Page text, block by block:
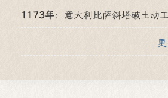
1173年： 意大利比萨斜塔破土动